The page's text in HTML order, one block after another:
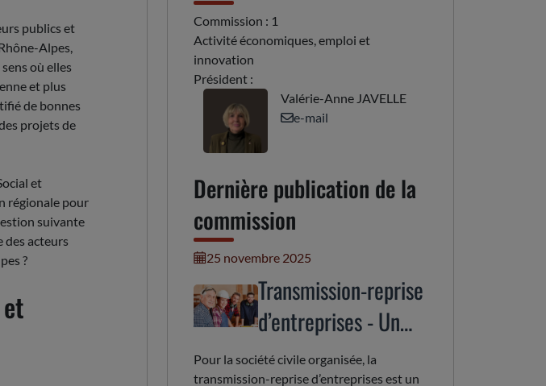
publics et
Alpes,
où elles
et plus
de bonnes
projets de
et
régionale pour
suivante
des acteurs
?
Commission : 1
Activité économiques, emploi et
innovation
Président :
Valérie-Anne JAVELLE
e-mail
Dernière publication de la
commission
25 novembre 2025
Transmission-reprise
d’entreprises - Un
enjeu de
Pour la société civile organisée, la
transmission-reprise d’entreprises est un